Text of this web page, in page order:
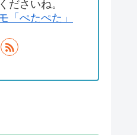
ださいね。
「ぺたぺた」